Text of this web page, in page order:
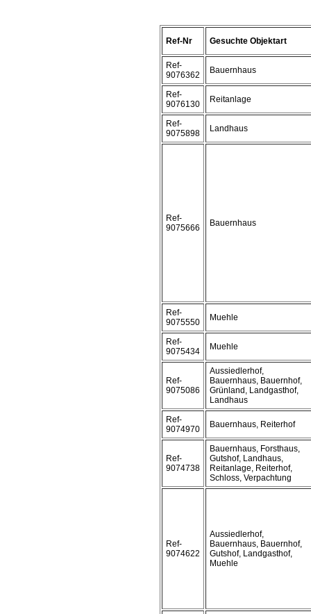
Ref-Nr Gesuchte Objektart
Ref-
9076362
Bauernhaus
Ref-
9076130
Reitanlage
Ref-
9075898
Landhaus
Ref-
9075666
Bauernhaus
Ref-
9075550
Muehle
Ref-
9075434
Muehle
Ref-
9075086
Aussiedlerhof,
Bauernhaus, Bauernhof,
Grünland, Landgasthof,
Landhaus
Ref-
9074970
Bauernhaus, Reiterhof
Ref-
9074738
Bauernhaus, Forsthaus,
Gutshof, Landhaus,
Reitanlage, Reiterhof,
Schloss, Verpachtung
Ref-
9074622
Aussiedlerhof,
Bauernhaus, Bauernhof,
Gutshof, Landgasthof,
Muehle